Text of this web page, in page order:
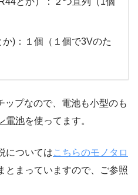
)：１個（１個で3Vのた
ップなので、電池も小型のも
電池を使ってます。
についてはこちらのモノタロ
とまっていますので、ご参照